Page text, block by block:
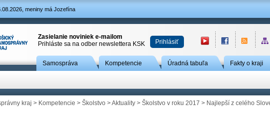
meniny má Jozefína
Zasielanie noviniek e-mailom
Prihláste sa na odber newslettera KSK
Prihlásiť
Samospráva Kompetencie Úradná tabuľa Fakty o kraji
kraj > Kompetencie > Školstvo >Aktuality > Školstvo v roku 2017 > Najlepší z celého